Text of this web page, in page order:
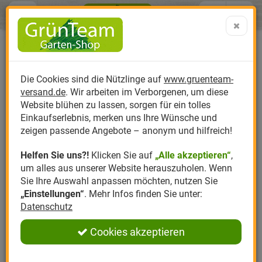
Produktkatalog
Anzucht
Dünger
Erde
Kompost
Pflanzenstärkung
Nützlinge Nützlinge gegen
Nützlingsarten
Nützlingsförderung
Nützlingszubehör
Hersteller
Biplantol
Felco
Gloria
Greenfield
Romberg
Themenwelt
Gemüsegarten
Rasen
Rosen
Ziergarten
Kräutergarten
Ratgeber
Aktuelle Themen
Schädlinge aktuell
Angebote
Sparsets / Set-
Angebote
0 ARTIKEL IM WARENKORB
Ergebnisse () Fertig
Menü Search
Die Cookies sind die Nützlinge auf www.gruenteam-
versand.de. Wir arbeiten im Verborgenen, um diese
Website blühen zu lassen, sorgen für ein tolles
Einkaufserlebnis, merken uns Ihre Wünsche und
zeigen passende Angebote – anonym und hilfreich!
Helfen Sie uns?! Klicken Sie auf „Alle akzeptieren“,
um alles aus unserer Website herauszuholen. Wenn
Sie Ihre Auswahl anpassen möchten, nutzen Sie
„Einstellungen“. Mehr Infos finden Sie unter:
Datenschutz
Cookies akzeptieren